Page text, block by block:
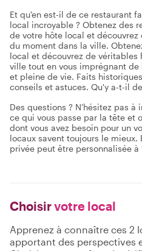
Et qu'en est-il de ce restaurant
local incroyable ? Obtenez des
de votre hôte local et découvrez
du moment dans la ville.
local et découvrez de véritables
ville tout en vous imprégnant
et pleine de vie. Faits
conseils et astuces. Qu'y a-t-il
Des questions ? N'hésitez pas
ce qui vous passe par la tête et
dont vous avez besoin pour un
locaux savent toujours le
privée peut être personnalisée à
Choisirvotre local
Apprenez à connaître ces 2
apportant des perspectives